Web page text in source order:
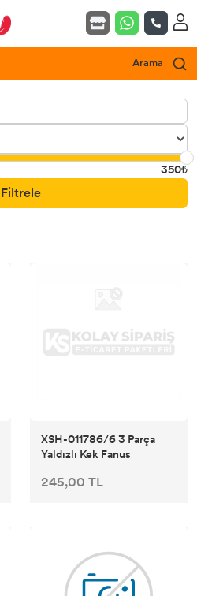
Arama
350₺
Filtrele
XSH-011786/6 3 Parça
Yaldızlı Kek Fanus
245,00 TL